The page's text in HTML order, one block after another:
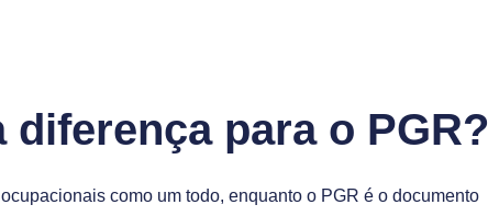
diferença para o PGR?
como um todo, enquanto o PGR é o documento